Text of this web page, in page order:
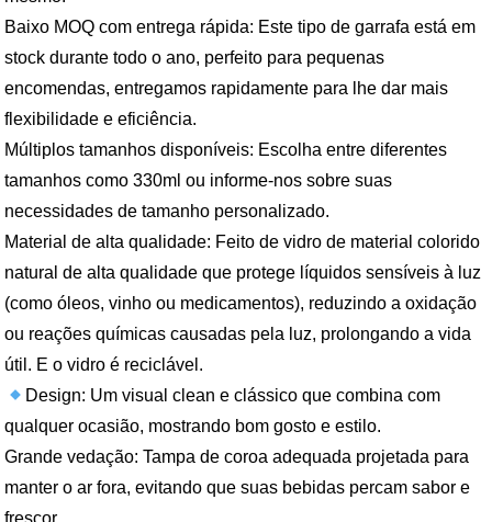
Baixo MOQ com entrega rápida: Este tipo de garrafa está em
stock durante todo o ano, perfeito para pequenas
encomendas, entregamos rapidamente para lhe dar mais
flexibilidade e eficiência.
Múltiplos tamanhos disponíveis: Escolha entre diferentes
tamanhos como 330ml ou informe-nos sobre suas
necessidades de tamanho personalizado.
Material de alta qualidade: Feito de vidro de material colorido
natural de alta qualidade que protege líquidos sensíveis à luz
(como óleos, vinho ou medicamentos), reduzindo a oxidação
ou reações químicas causadas pela luz, prolongando a vida
útil. E o vidro é reciclável.
Design: Um visual clean e clássico que combina com
qualquer ocasião, mostrando bom gosto e estilo.
Grande vedação: Tampa de coroa adequada projetada para
manter o ar fora, evitando que suas bebidas percam sabor e
frescor.